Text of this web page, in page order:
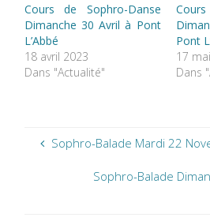
Cours de Sophro-Danse
Dimanche 30 Avril à Pont
L’Abbé
18 avril 2023
Dans "Actualité"
Pont
17
Dans
Sophro-Balade Mardi 22
Sophro-Balade